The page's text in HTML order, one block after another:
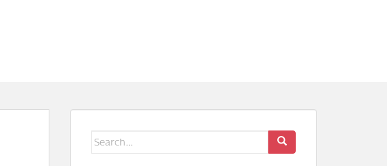
Search
for: